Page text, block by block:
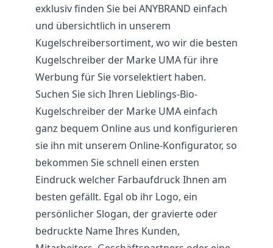
exklusiv finden Sie bei ANYBRAND einfach
und übersichtlich in unserem
Kugelschreibersortiment, wo wir die besten
Kugelschreiber der Marke UMA für ihre
Werbung für Sie vorselektiert haben.
Suchen Sie sich Ihren Lieblings-Bio-
Kugelschreiber der Marke UMA einfach
ganz bequem Online aus und konfigurieren
sie ihn mit unserem Online-Konfigurator, so
bekommen Sie schnell einen ersten
Eindruck welcher Farbaufdruck Ihnen am
besten gefällt. Egal ob ihr Logo, ein
persönlicher Slogan, der gravierte oder
bedruckte Name Ihres Kunden,